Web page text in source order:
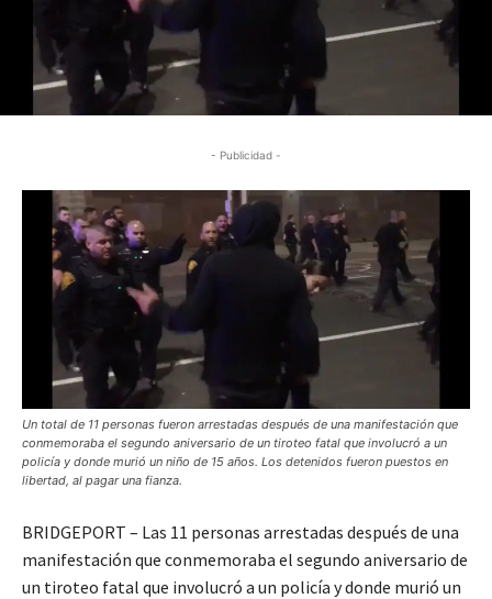
- Publicidad -
Un total de 11 personas fueron arrestadas después de una manifestación que
conmemoraba el segundo aniversario de un tiroteo fatal que involucró a un
policía y donde murió un niño de 15 años. Los detenidos fueron puestos en
libertad, al pagar una fianza.
BRIDGEPORT – Las 11 personas arrestadas después de una
manifestación que conmemoraba el segundo aniversario de
un tiroteo fatal que involucró a un policía y donde murió un